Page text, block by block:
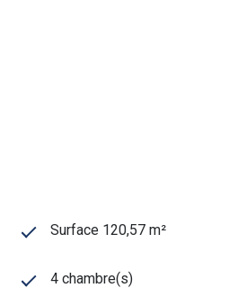
Surface 120,57 m²
4 chambre(s)